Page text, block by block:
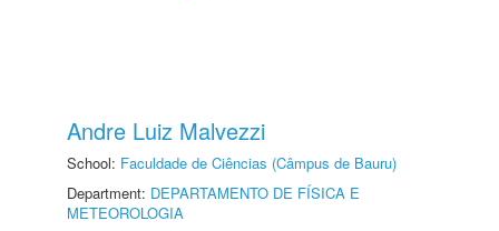
Andre Luiz Malvezzi
School: Faculdade de Ciências (Câmpus de Bauru)
Department: DEPARTAMENTO DE FÍSICA E
METEOROLOGIA